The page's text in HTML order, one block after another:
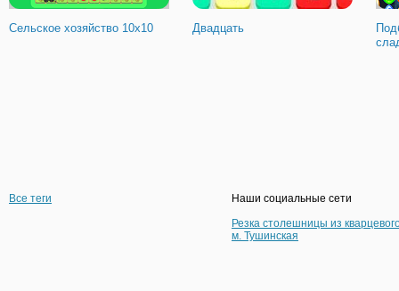
Сельское хозяйство 10х10 Двадцать
Все теги
Наши социальные сети
Резка столешницы из
м. Тушинская